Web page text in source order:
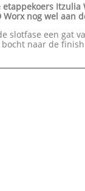
Itzulia
nog wel aan
slotfase een gat
naar de